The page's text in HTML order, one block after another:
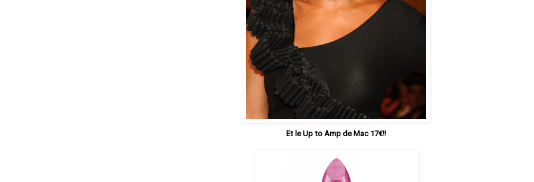
Et le Up to Amp de Mac 17€!!